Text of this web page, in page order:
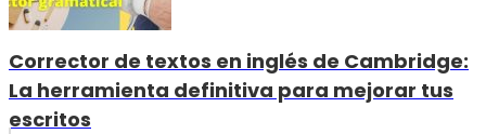
Corrector de textos en inglés de Cambridge:
La herramienta definitiva para mejorar tus
escritos